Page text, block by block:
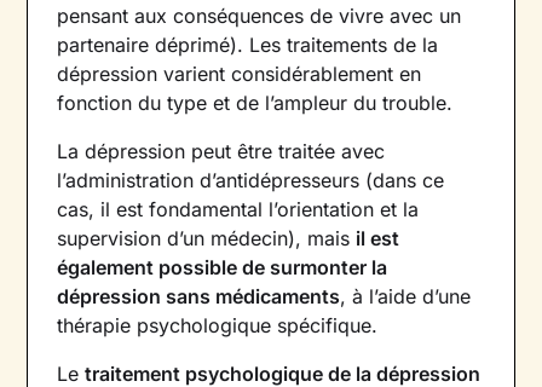
pensant aux conséquences de vivre avec un
partenaire déprimé). Les traitements de la
dépression varient considérablement en
fonction du type et de l’ampleur du trouble.
La dépression peut être traitée avec
l’administration d’antidépresseurs (dans ce
cas, il est fondamental l’orientation et la
supervision d’un médecin), mais il est
également possible de surmonter la
dépression sans médicaments, à l’aide d’une
thérapie psychologique spécifique.
Letraitement psychologique de la dépression